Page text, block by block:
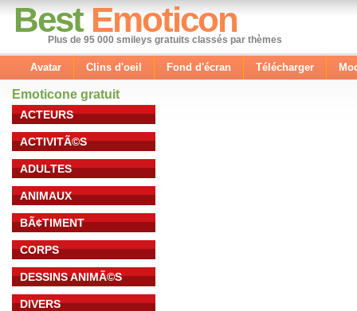
Best Emoticon
Plus de 95 000 smileys gratuits classés par thèmes
Avatar Clins d'oeil Fond d'écran Télécharger
Emoticone gratuit
ACTEURS
ACTIVITÃ©S
ADULTES
ANIMAUX
BÃ¢TIMENT
CORPS
DESSINS ANIMÃ©S
DIVERS